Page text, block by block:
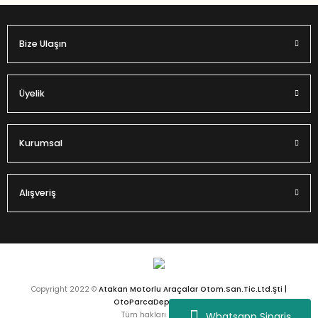
Gönder
Bize Ulaşın
Üyelik
Kurumsal
Alışveriş
Copyright 2022 © Atakan Motorlu Araçalar Otom.San.Tic.Ltd.Şti |
OtoParcaDeposu.com
Tüm hakları saklıdır.